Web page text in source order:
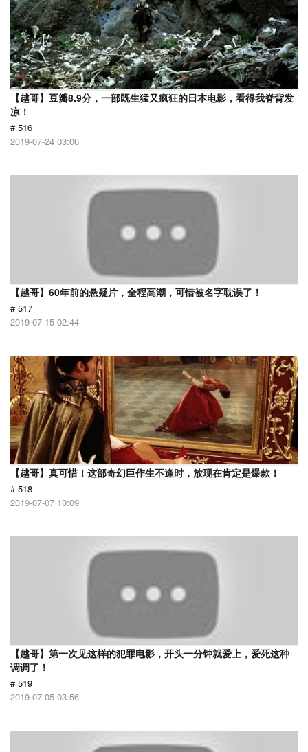
【越哥】豆瓣8.9分，一部既生猛又疯狂的日本电影，看得我脊背发
凉！
# 516
2019-07-24 03:06
【越哥】60年前的悬疑片，全程高潮，可惜被名字耽误了！
# 517
2019-07-15 02:44
【越哥】真可惜！这部奇幻巨作生不逢时，放现在肯定是爆款！
# 518
2019-07-07 10:09
【越哥】第一次见这样的犯罪电影，开头一分钟就爱上，爱死这种
调调了！
# 519
2019-07-05 03:56